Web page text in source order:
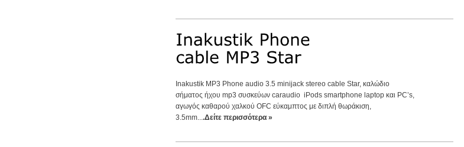
Inakustik MP3 Phone audio 3.5 minijack stereo cable Star, καλώδιο
σήματος ήχου mp3 συσκεύων caraudio iPods smartphone laptop και PC’s,
αγωγός καθαρού χαλκού OFC εύκαμπτος με διπλή θωράκιση,
3.5mm... .Δείτε περισσότερα »